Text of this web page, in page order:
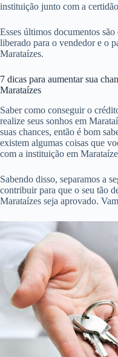
instituição junto com a
Esses últimos documentos
liberado para o vendedor e o
Marataízes.
7 dicas para aumentar sua
Marataízes
Saber como conseguir o
realize seus sonhos em
suas chances, então é bom
existem algumas coisas que
com a instituição em
Sabendo disso, separamos a
contribuir para que o seu tão
Marataízes seja aprovado.